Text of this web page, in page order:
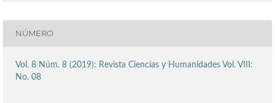
NÚMERO
Vol. 8 Núm. 8 (2019): Revista Ciencias y Humanidades Vol. VIII:
No. 08